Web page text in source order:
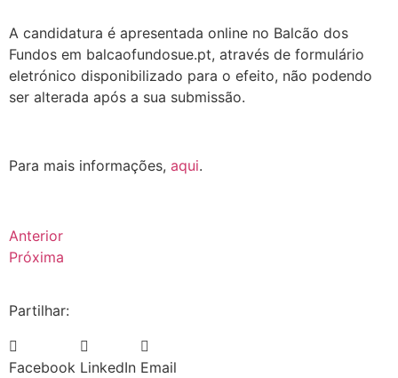
A candidatura é apresentada online no Balcão dos
Fundos em balcaofundosue.pt, através de formulário
eletrónico disponibilizado para o efeito, não podendo
ser alterada após a sua submissão.
Para mais informações, aqui.
Anterior
Próxima
Partilhar:
Facebook LinkedIn Email